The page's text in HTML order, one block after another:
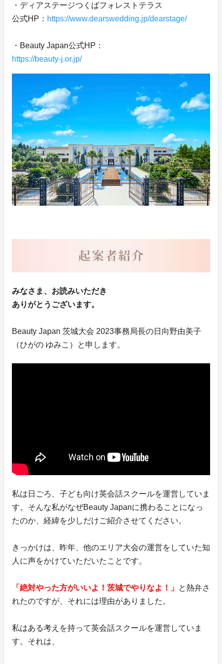
・ディアステージつくばフォレストテラス
公式HP： https://www.dearswedding.jp/dearstage/
・Beauty Japan公式HP：
https://beauty-j.or.jp/
みなさま、お読みいただき
ありがとうございます。
Beauty Japan 茨城大会 2023事務局長の日向野由美子
（ひがの ゆみこ）と申します。
私は日ごろ、子ども向け英会話スクールを運営していま
す。そんな私がなぜBeauty Japanに携わることになっ
たのか、経緯を少しだけご紹介させてください。
きっかけは、昨年、他のエリア大会の運営をしていた知
人に声をかけていただいたことです。
「絶対やった方がいいよ！茨城でやりなよ！」 と熱弁さ
れたのですが、それには理由がありました。
私はある考えを持って英会話スクールを運営していま
す。それは、